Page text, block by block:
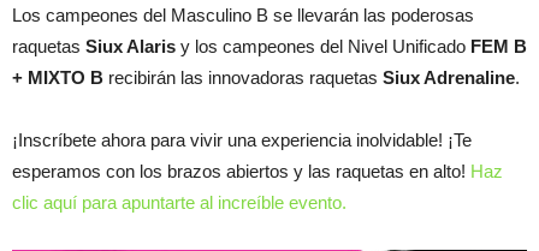
Los campeones del Masculino B se llevarán las poderosas
raquetas Siux Alaris y los campeones del Nivel Unificado FEM B
+ MIXTO B recibirán las innovadoras raquetas Siux Adrenaline.
¡Inscríbete ahora para vivir una experiencia inolvidable! ¡Te
esperamos con los brazos abiertos y las raquetas en alto! Haz
clic aquí para apuntarte al increíble evento.